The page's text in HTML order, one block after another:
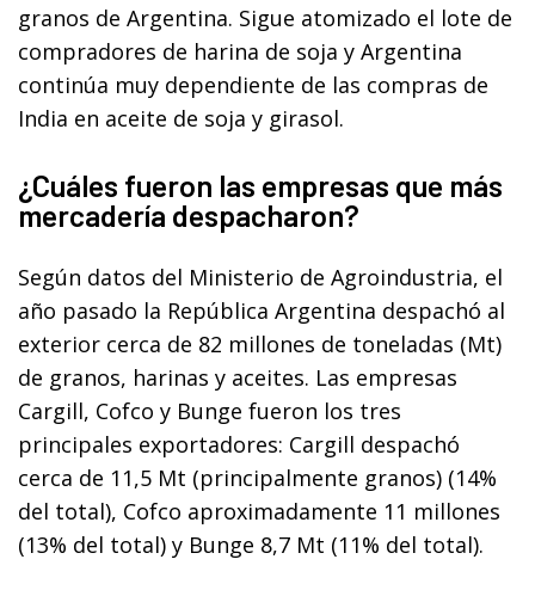
granos de Argentina. Sigue atomizado el lote de
compradores de harina de soja y Argentina
continúa muy dependiente de las compras de
India en aceite de soja y girasol.
¿Cuáles fueron las empresas que más
mercadería despacharon?
Según datos del Ministerio de Agroindustria, el
año pasado la República Argentina despachó al
exterior cerca de 82 millones de toneladas (Mt)
de granos, harinas y aceites. Las empresas
Cargill, Cofco y Bunge fueron los tres
principales exportadores: Cargill despachó
cerca de 11,5 Mt (principalmente granos) (14%
del total), Cofco aproximadamente 11 millones
(13% del total) y Bunge 8,7 Mt (11% del total).